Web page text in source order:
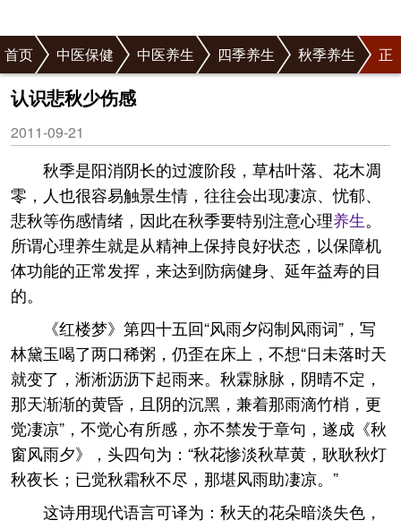
首页 中医保健 中医养生 四季养生 秋季养生
正
文认识悲秋少伤感
2011-09-21
秋季是阳消阴长的过渡阶段，草枯叶落、花木凋
零，人也很容易触景生情，往往会出现凄凉、忧郁、
悲秋等伤感情绪，因此在秋季要特别注意心理养生。
所谓心理养生就是从精神上保持良好状态，以保障机
体功能的正常发挥，来达到防病健身、延年益寿的目
的。
《红楼梦》第四十五回“风雨夕闷制风雨词”，写
林黛玉喝了两口稀粥，仍歪在床上，不想“日未落时天
就变了，淅淅沥沥下起雨来。秋霖脉脉，阴晴不定，
那天渐渐的黄昏，且阴的沉黑，兼着那雨滴竹梢，更
觉凄凉”，不觉心有所感，亦不禁发于章句，遂成《秋
窗风雨夕》，头四句为：“秋花惨淡秋草黄，耿耿秋灯
秋夜长；已觉秋霜秋不尽，那堪风雨助凄凉。”
这诗用现代语言可译为：秋天的花朵暗淡失色，